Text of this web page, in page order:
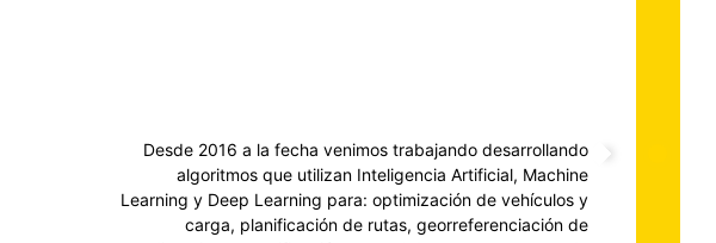
Desde 2016 a la fecha venimos trabajando desarrollando
algoritmos que utilizan Inteligencia Artificial, Machine
Learning y Deep Learning para: optimización de vehículos y
carga, planificación de rutas, georreferenciación de